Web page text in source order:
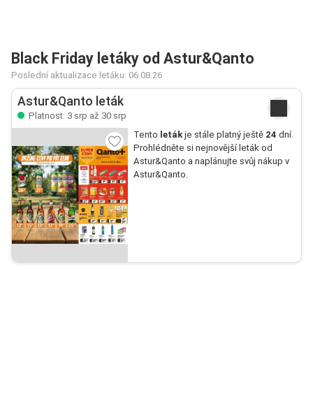
Black Friday letáky od Astur&Qanto
Poslední aktualizace letáku: 06.08.26
Astur&Qanto leták
Platnost: 3 srp až 30 srp
Tento letákje stále platný ještě 24 dní.
Prohlédněte si nejnovější leták od
Astur&Qanto a naplánujte svůj nákup v
Astur&Qanto.